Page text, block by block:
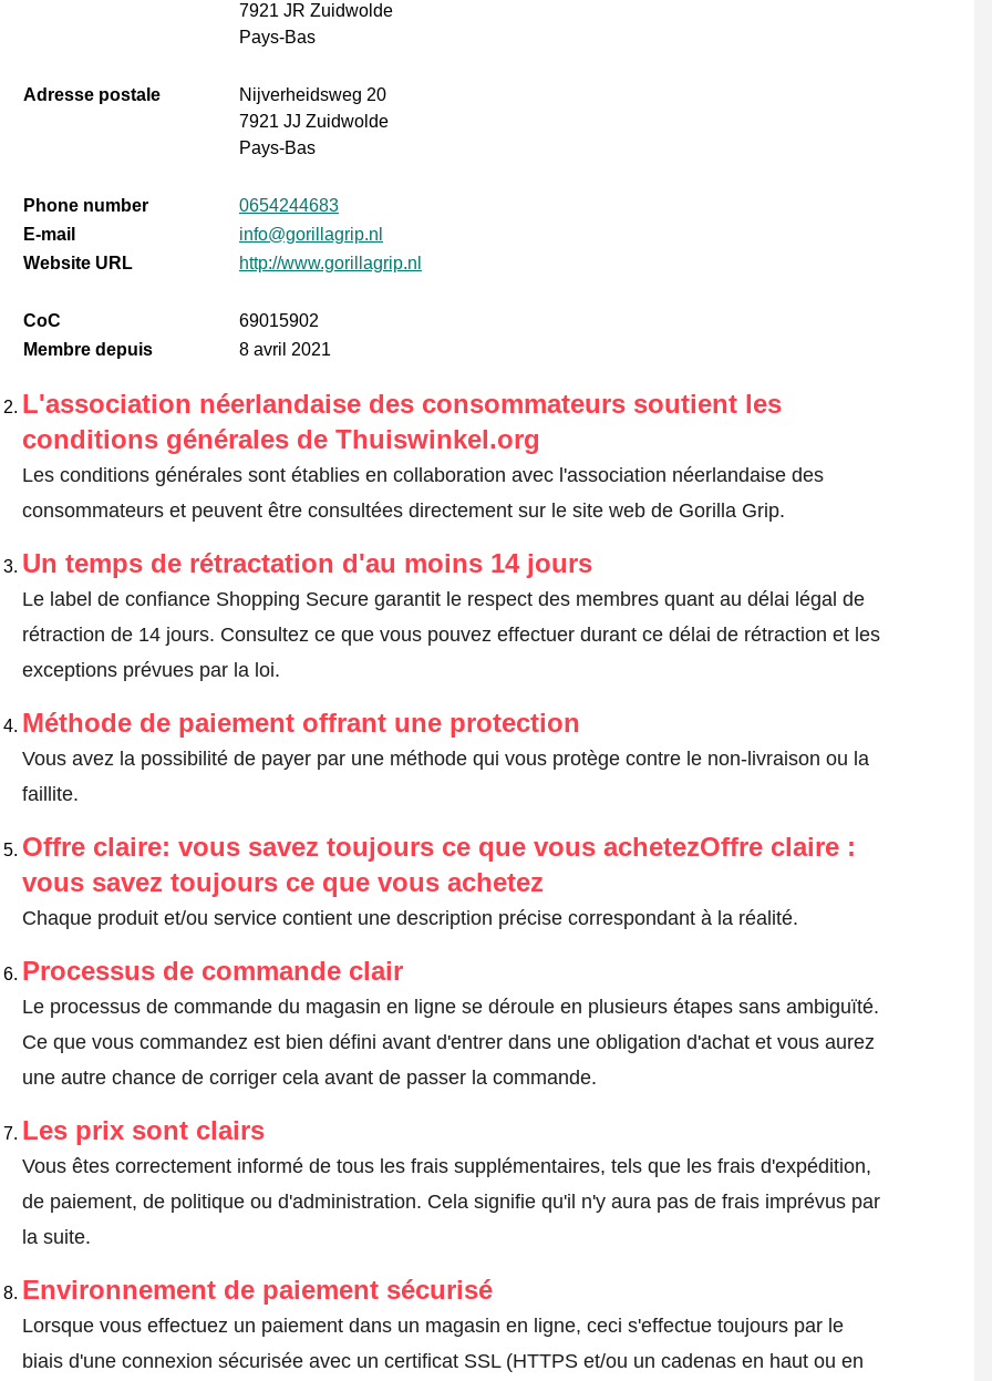
7921 JR Zuidwolde
Pays-Bas
Adresse postale
Nijverheidsweg 20
7921 JJ Zuidwolde
Pays-Bas
Phone number
0654244683
E-mail
info@gorillagrip.nl
Website URL
http://www.gorillagrip.nl
CoC
69015902
Membre depuis
8 avril 2021
L'association néerlandaise des consommateurs soutient les
conditions générales de Thuiswinkel.org
Les conditions générales sont établies en collaboration avec l'association néerlandaise des
consommateurs et peuvent être consultées directement sur le site web de Gorilla Grip.
Un temps de rétractation d'au moins 14 jours
Le label de confiance Shopping Secure garantit le respect des membres quant au délai légal de
rétraction de 14 jours. Consultez ce que vous pouvez effectuer durant ce délai de rétraction et les
exceptions prévues par la loi.
Méthode de paiement offrant une protection
Vous avez la possibilité de payer par une méthode qui vous protège contre le non-livraison ou la
faillite.
Offre claire: vous savez toujours ce que vous achetezOffre claire :
vous savez toujours ce que vous achetez
Chaque produit et/ou service contient une description précise correspondant à la réalité.
Processus de commande clair
Le processus de commande du magasin en ligne se déroule en plusieurs étapes sans ambiguïté.
Ce que vous commandez est bien défini avant d'entrer dans une obligation d'achat et vous aurez
une autre chance de corriger cela avant de passer la commande.
Les prix sont clairs
Vous êtes correctement informé de tous les frais supplémentaires, tels que les frais d'expédition,
de paiement, de politique ou d'administration. Cela signifie qu'il n'y aura pas de frais imprévus par
la suite.
Environnement de paiement sécurisé
Lorsque vous effectuez un paiement dans un magasin en ligne, ceci s'effectue toujours par le
biais d'une connexion sécurisée avec un certificat SSL (HTTPS et/ou un cadenas en haut ou en